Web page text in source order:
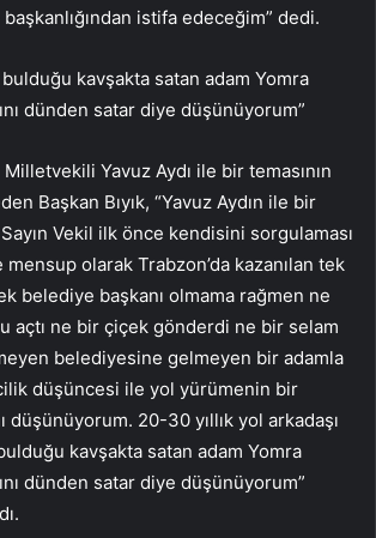
istifa edeceğim” dedi.
bulduğu kavşakta satan adam Yomra
dünden satar diye düşünüyorum”
Yavuz Aydı ile bir temasının
Başkan Bıyık, “Yavuz Aydın ile bir
Sayın Vekil ilk önce kendisini sorgulaması
mensup olarak Trabzon’da kazanılan tek
belediye başkanı olmama rağmen ne
açtı ne bir çiçek gönderdi ne bir selam
belediyesine gelmeyen bir adamla
düşüncesi ile yol yürümenin bir
düşünüyorum. 20-30 yıllık yol arkadaşı
bulduğu kavşakta satan adam Yomra
dünden satar diye düşünüyorum”